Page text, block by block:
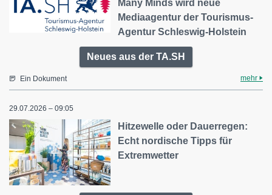
Many Minds wird neue
Mediaagentur der Tourismus-
Agentur Schleswig-Holstein
Neues aus der TA.SH
Ein Dokument mehr
29.07.2026 – 09:05
Hitzewelle oder Dauerregen:
Echt nordische Tipps für
Extremwetter